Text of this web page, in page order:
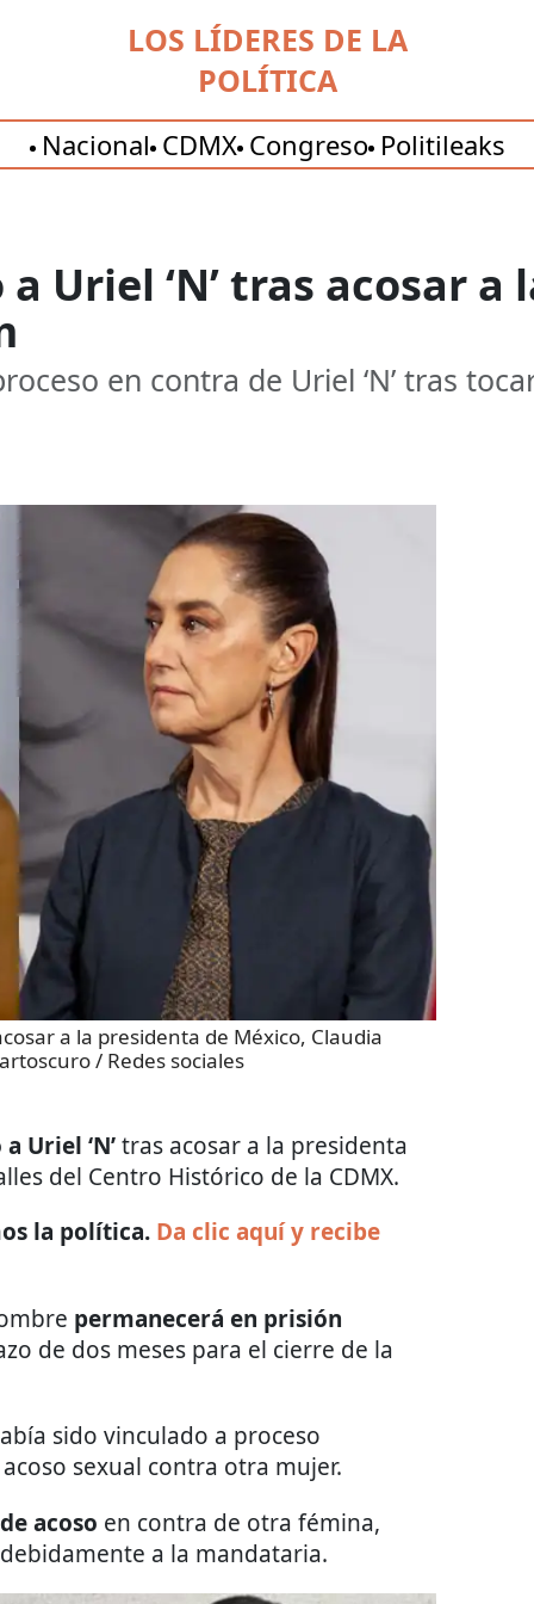
LOS LÍDERES DE LA
POLÍTICA
Nacional CDMX Congreso Politileaks
Uriel ‘N’ tras acosar a
en contra de Uriel ‘N’ tras
a la presidenta de México, Claudia
/ Redes sociales
Uriel ‘N’tras acosar a la presidenta
del Centro Histórico de la CDMX.
la política. Da clic aquí y recibe
permanecerá en prisión
de dos meses para el cierre de la
sido vinculado a proceso
sexual contra otra mujer.
acoso en contra de otra fémina,
a la mandataria.